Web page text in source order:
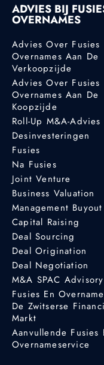
ADVIES BIJ
OVERNAMES
Advies Over Fusies
Overnames Aan De
Verkoopzijde
Advies Over Fusies
Overnames Aan De
Koopzijde
Roll-Up M&A-Advies
Desinvesteringen
Fusies
Na Fusies
Joint Venture
Business Valuation
Management Buyout
Capital Raising
Deal Sourcing
Deal Origination
Deal Negotiation
M&A SPAC Advisory
Fusies En
De Zwitserse
Markt
Aanvullende Fusies
Overnameservice